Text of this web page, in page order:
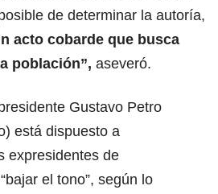
de determinar la autoría,
acto cobarde que busca
población”, aseveró.
Gustavo Petro
) está dispuesto a
expresidentes de
el tono”, según lo